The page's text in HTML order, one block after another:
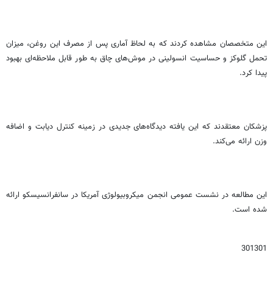
این متخصصان مشاهده کردند که به لحاظ آماری پس از مصرف این روغن، میزان
تحمل گلوکز و حساسیت انسولینی در موش‌های چاق به طور قابل ملاحظه‌ای بهبود
پیدا کرد.
پزشکان معتقدند که این یافته دیدگاه‌های جدیدی در زمینه کنترل دیابت و اضافه
وزن ارائه می‌کند.
این مطالعه در نشست عمومی انجمن میکروبیولوژی آمریکا در سانفرانسیسکو ارائه
شده است.
301301